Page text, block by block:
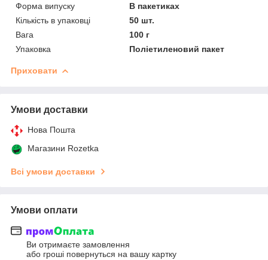
Форма випуску
В пакетиках
Кількість в упаковці
50 шт.
Вага
100 г
Упаковка
Поліетиленовий пакет
Приховати
Умови доставки
Нова Пошта
Магазини Rozetka
Всі умови доставки
Умови оплати
Ви отримаєте замовлення
або гроші повернуться на вашу картку